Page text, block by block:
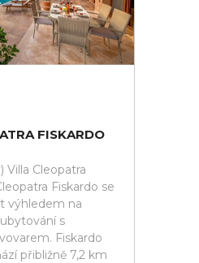
FISKARDO
Villa Cleopatra
Fiskardo se
výhledem na
s
Fiskardo
přibližně 7,2 km